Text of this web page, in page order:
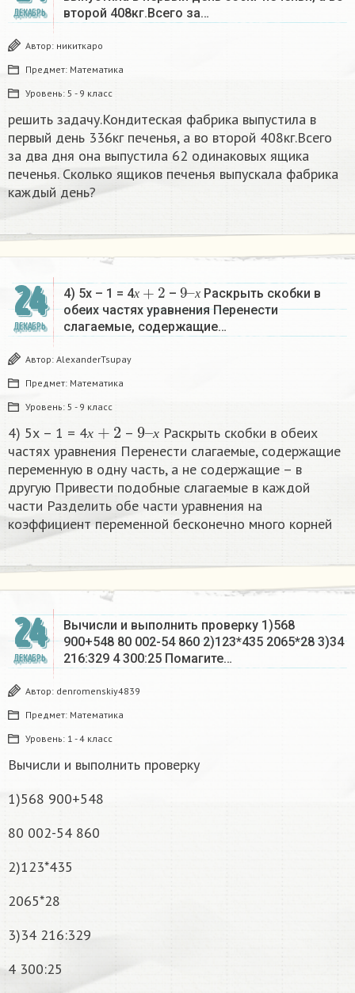
ДЕКАБРЬ
второй 408кг.Всего за…
Автор: никиткаро
Предмет: Математика
Уровень: 5 - 9 класс
решить задачу.Кондитеская фабрика выпустила в
первый день 336кг печенья, а во второй 408кг.Всего
за два дня она выпустила 62 одинаковых ящика
печенья. Сколько ящиков печенья выпускала фабрика
каждый день?
24
ДЕКАБРЬ
4) 5х – 1 = 4х
х+2
– х
9–
х
Раскрыть скобки в
обеих частях уравнения Перенести
слагаемые, содержащие…
Автор: AlexanderTsupay
Предмет: Математика
Уровень: 5 - 9 класс
4) 5х – 1 = 4х – х
9х
Раскрыть скобки в обеих
частях уравнения Перенести слагаемые, содержащие
переменную в одну часть, а не содержащие – в
другую Привести подобные слагаемые в каждой
части Разделить обе части уравнения на
коэффициент переменной бесконечно много корней​
24
ДЕКАБРЬ
Вычисли и выполнить проверку 1)568
900+548 80 002-54 860 2)123*435 2065*28 3)34
216:329 4 300:25 Помагите…
Автор: denromenskiy4839
Предмет: Математика
Уровень: 1 - 4 класс
Вычисли и выполнить проверку
1)568 900+548
80 002-54 860
2)123*435
2065*28
3)34 216:329
4 300:25